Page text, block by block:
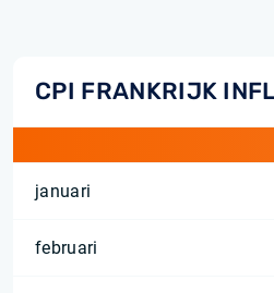
CPI FRANKRIJK
januari
februari